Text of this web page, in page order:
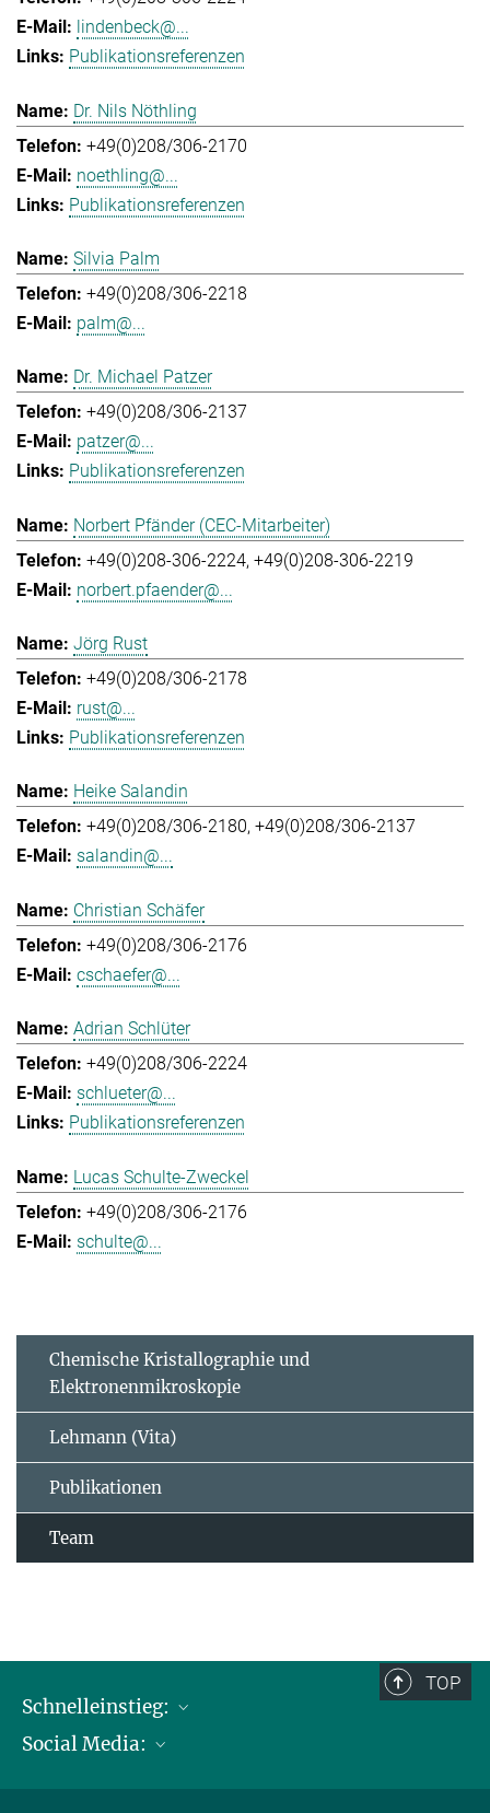
lindenbeck@...
Publikationsreferenzen
Dr. Nils Nöthling
+49(0)208/306-2170
noethling@...
Publikationsreferenzen
Silvia Palm
+49(0)208/306-2218
palm@...
Dr. Michael Patzer
+49(0)208/306-2137
patzer@...
Publikationsreferenzen
Norbert Pfänder (CEC-Mitarbeiter)
+49(0)208-306-2224 +49(0)208-306-2219
norbert.pfaender@...
Jörg Rust
+49(0)208/306-2178
rust@...
Publikationsreferenzen
Heike Salandin
+49(0)208/306-2180 +49(0)208/306-2137
salandin@...
Christian Schäfer
+49(0)208/306-2176
cschaefer@...
Adrian Schlüter
+49(0)208/306-2224
schlueter@...
Publikationsreferenzen
Lucas Schulte-Zweckel
+49(0)208/306-2176
schulte@...
Chemische Kristallographie und
Elektronenmikroskopie
Lehmann (Vita)
Publikationen
Team
TOP
Schnelleinstieg:
Publikationen
Social Media: